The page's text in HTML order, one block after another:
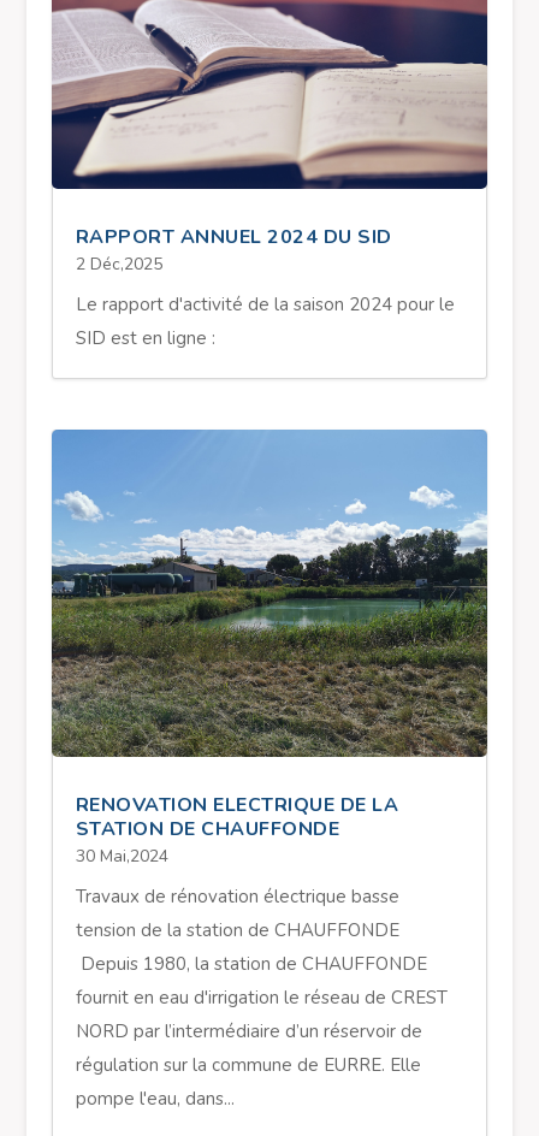
RAPPORT ANNUEL 2024 DU SID
2 Déc,2025
Le rapport d'activité de la saison 2024 pour le
SID est en ligne :
RENOVATION ELECTRIQUE DE LA
STATION DE CHAUFFONDE
30 Mai,2024
Travaux de rénovation électrique basse
tension de la station de CHAUFFONDE
Depuis 1980, la station de CHAUFFONDE
fournit en eau d'irrigation le réseau de CREST
NORD par l’intermédiaire d’un réservoir de
régulation sur la commune de EURRE. Elle
pompe l'eau, dans...